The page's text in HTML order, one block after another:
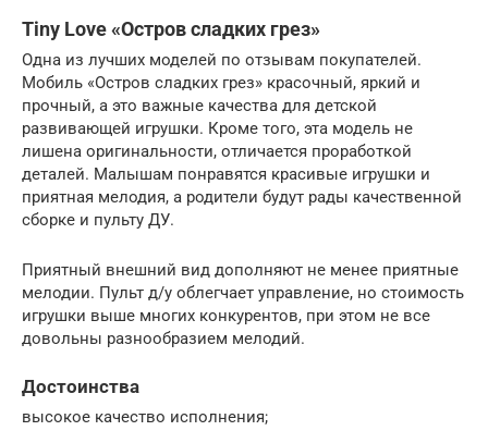
Tiny Love «Остров сладких грез»
Одна из лучших моделей по отзывам покупателей.
Мобиль «Остров сладких грез» красочный, яркий и
прочный, а это важные качества для детской
развивающей игрушки. Кроме того, эта модель не
лишена оригинальности, отличается проработкой
деталей. Малышам понравятся красивые игрушки и
приятная мелодия, а родители будут рады качественной
сборке и пульту ДУ.
Приятный внешний вид дополняют не менее приятные
мелодии. Пульт д/у облегчает управление, но стоимость
игрушки выше многих конкурентов, при этом не все
довольны разнообразием мелодий.
Достоинства
высокое качество исполнения;